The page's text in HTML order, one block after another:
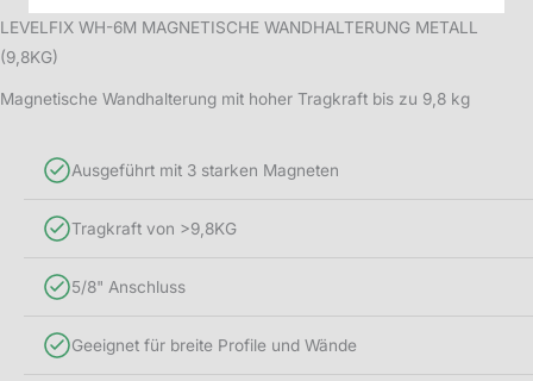
LEVELFIX WH-6M MAGNETISCHE WANDHALTERUNG METALL
(9,8KG)
Magnetische Wandhalterung mit hoher Tragkraft bis zu 9,8 kg
Ausgeführt mit 3 starken Magneten
Tragkraft von >9,8KG
5/8" Anschluss
Geeignet für breite Profile und Wände